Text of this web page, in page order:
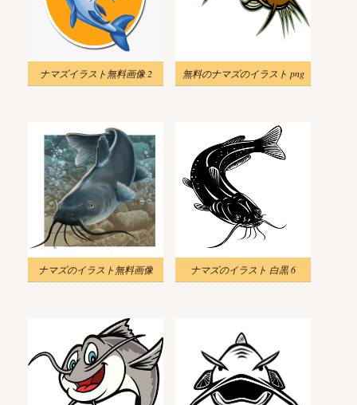
ナマズイラスト無料画像 2 無料のナマズのイラスト png
ナマズのイラスト無料画像 ナマズのイラスト 白黒 6